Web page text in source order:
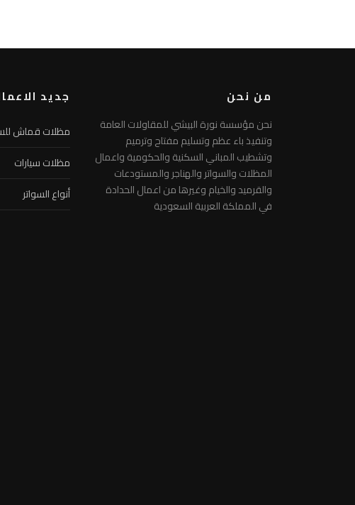
من نحن
نحن مؤسسة نورة البيشي للمقاولات العامة
وتنفيذ باء عظم وتسليم مفتاح وترميم
وتشطيب المباني السكنية والحكومية واعمال
المظلات والسواتر والهناجر والمستودعات
والقرميد والخيام وغيرها من اعمال الحدادة
في المملكة العربية السعودية
جديد
مظلات قماش
مظلات سيارات
أنواع السواتر